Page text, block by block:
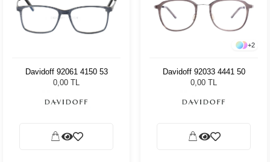
Davidoff 92061 4150 53
0,00 TL
+2
Davidoff 92033 4441 50
0,00 TL